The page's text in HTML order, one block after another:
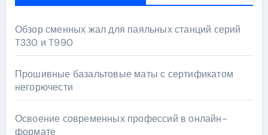
Обзор сменных жал для паяльных станций серий
T330 и T990
Прошивные базальтовые маты с сертификатом
негорючести
Освоение современных профессий в онлайн-
формате